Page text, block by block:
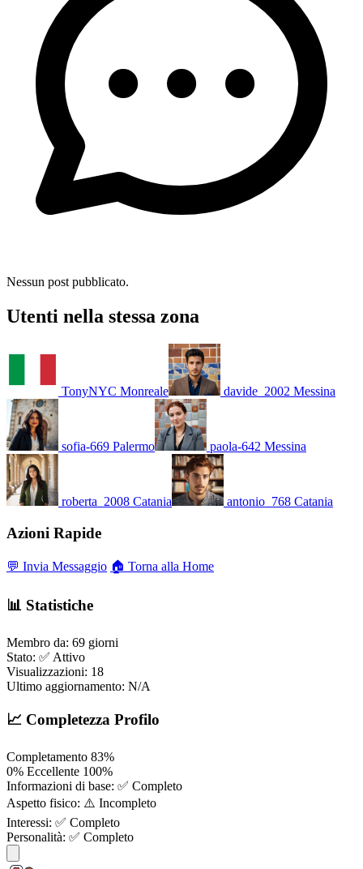
Nessun post pubblicato.
Utenti nella stessa zona
TonyNYC Monreale davide_2002 Messina
sofia-669 Palermo paola-642 Messina
roberta_2008 Catania antonio_768 Catania
Azioni Rapide
💬 Invia Messaggio 🏠 Torna alla Home
📊 Statistiche
Membro da: 69 giorni
Stato: ✅ Attivo
Visualizzazioni: 18
Ultimo aggiornamento: N/A
📈 Completezza Profilo
Completamento 83%
0% Eccellente 100%
Informazioni di base: ✅ Completo
Aspetto fisico: ⚠️ Incompleto
Interessi: ✅ Completo
Personalità: ✅ Completo